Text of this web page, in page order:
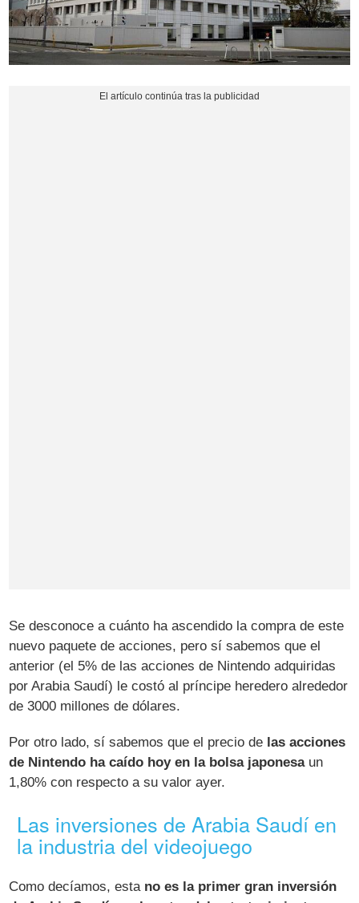
Se desconoce a cuánto ha ascendido la compra de este
nuevo paquete de acciones, pero sí sabemos que el
anterior (el 5% de las acciones de Nintendo adquiridas
por Arabia Saudí) le costó al príncipe heredero alrededor
de 3000 millones de dólares.
Por otro lado, sí sabemos que el precio de las acciones
de Nintendo ha caído hoy en la bolsa japonesaun
1,80% con respecto a su valor ayer.
Las inversiones de Arabia Saudí en
la industria del videojuego
Como decíamos, esta no es la primer gran inversión